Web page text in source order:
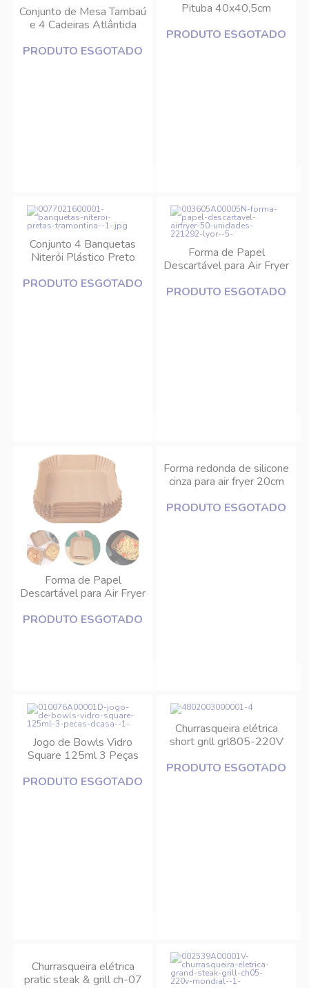
Conjunto de Mesa Tambaú
e 4 Cadeiras Atlântida
Tramontina
PRODUTO ESGOTADO
Pituba 40x40,5cm
PRODUTO ESGOTADO
Conjunto 4 Banquetas
Niterói Plástico Preto
PRODUTO ESGOTADO
Forma de Papel
Descartável para Air Fryer
22x14x4,5cm Lyor
PRODUTO ESGOTADO
Forma de Papel
Descartável para Air Fryer
PRODUTO ESGOTADO
Forma redonda de silicone
cinza para air fryer 20cm
PRODUTO ESGOTADO
Jogo de Bowls Vidro
Square 125ml 3 Peças
PRODUTO ESGOTADO
Churrasqueira elétrica
short grill grl805-220V
PRODUTO ESGOTADO
Churrasqueira elétrica
pratic steak & grill ch-07